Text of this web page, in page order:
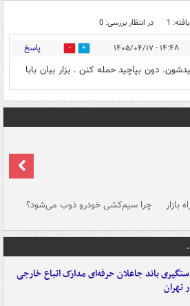
1 در انتظار بررسی: 0
۱۴:۴۸ - ۱۴۰۵/۰۴/۱۷ 0 پاسخ
دون بپاچید حمله کنن . بزار بیان بابا
بازار چرا سیم‌کشی خودرو ذوب می‌شود؟
باند جاعلان حرفه‌ای مدارک اتباع خارجی
تهران